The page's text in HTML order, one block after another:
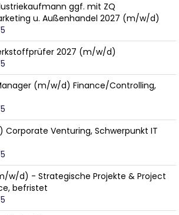
ggf. mit ZQ
u. Außenhandel 2027 (m/w/d)
2027 (m/w/d)
(m/w/d) Finance/Controlling,
Venturing, Schwerpunkt IT
w/d) - Strategische Projekte & Project
befristet